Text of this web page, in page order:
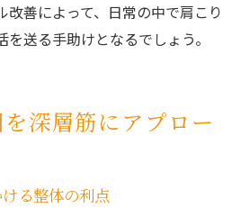
改善によって、日常の中で肩こり
送る手助けとなるでしょう。
深層筋にアプロー
る整体の利点